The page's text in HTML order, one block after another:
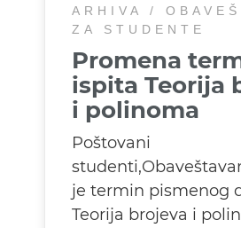
ARHIVA /
ZA STUDENTE
Promena
ispita Teorija
i polinoma
Poštovani
je termin pismenog
Teorija brojeva i